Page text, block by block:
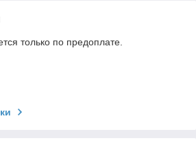
только по предоплате.